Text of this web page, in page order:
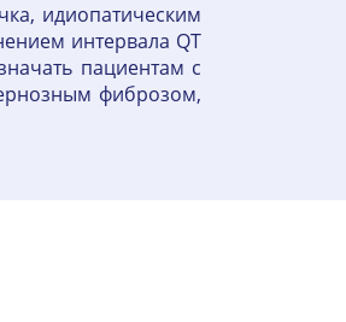
идиопатическим
интервала QT
пациентам с
фиброзом,